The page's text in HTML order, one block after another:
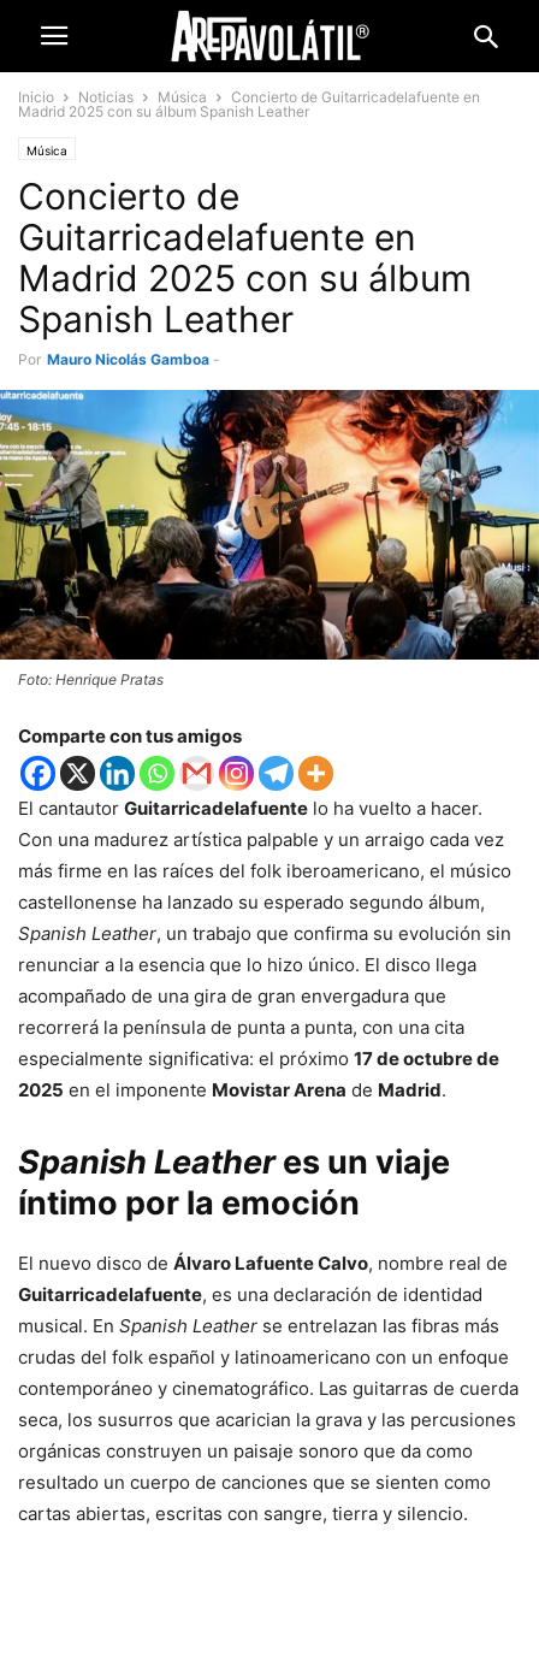
Inicio Noticias Música
Concierto de Guitarricadelafuente en
Madrid 2025 con su álbum Spanish Leather
Música
Concierto de
Guitarricadelafuente en
Madrid 2025 con su álbum
Spanish Leather
Por Mauro Nicolás Gamboa -
Foto: Henrique Pratas
Comparte con tus amigos
El cantautor Guitarricadelafuente lo ha vuelto a hacer.
Con una madurez artística palpable y un arraigo cada vez
más firme en las raíces del folk iberoamericano, el músico
castellonense ha lanzado su esperado segundo álbum,
Spanish Leather, un trabajo que confirma su evolución sin
renunciar a la esencia que lo hizo único. El disco llega
acompañado de una gira de gran envergadura que
recorrerá la península de punta a punta, con una cita
especialmente significativa: el próximo 17 de octubre de
2025 en el imponente Movistar Arena de Madrid.
Spanish Leatheres un viaje
íntimo por la emoción
El nuevo disco de Álvaro Lafuente Calvo, nombre real de
Guitarricadelafuente, es una declaración de identidad
musical. En Spanish Leather se entrelazan las fibras más
crudas del folk español y latinoamericano con un enfoque
contemporáneo y cinematográfico. Las guitarras de cuerda
seca, los susurros que acarician la grava y las percusiones
orgánicas construyen un paisaje sonoro que da como
resultado un cuerpo de canciones que se sienten como
cartas abiertas, escritas con sangre, tierra y silencio.